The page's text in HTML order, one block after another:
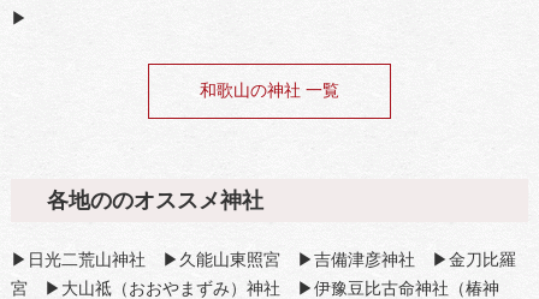
▶
和歌山の神社 一覧
各地ののオススメ神社
▶日光二荒山神社 ▶久能山東照宮 ▶吉備津彦神社 ▶金刀比羅
宮 ▶大山祗（おおやまずみ）神社 ▶伊豫豆比古命神社（椿神